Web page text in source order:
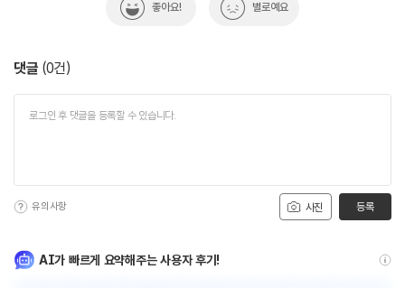
좋아요! 별로예요
댓글 (0건)
사진
유의사항 등록
AI가 빠르게 요약해주는 사용자 후기!